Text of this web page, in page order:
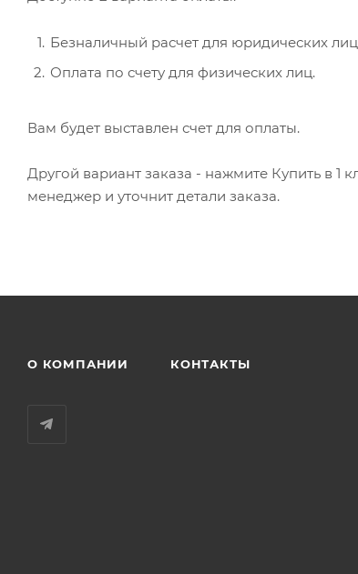
Безналичный расчет для юридических
Оплата по счету для физических лиц.
Вам будет выставлен счет для оплаты.
Другой вариант заказа - нажмите Купить в 1
менеджер и уточнит детали заказа.
О КОМПАНИИ КОНТАКТЫ